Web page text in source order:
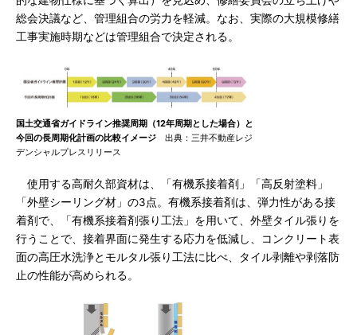
総会決議など、管理組合の労力を軽減。なお、実際の大規模修繕
工事実施時期などは管理組合で決定される。
国土交通省ガイドライン推奨周期（12年周期とした場合）と
今回の長周期化計画の比較イメージ 出典：三井不動産レジ
デンシャルプレスリリース
使用する高耐久部資材は、「有機系接着剤」「高反射塗料」
「外壁シーリング材」の3点。有機系接着剤は、弾力性がある接
着剤で、「有機系接着剤張り工法」を用いて、外壁タイル張りを
行うことで、接着界面に発生する応力を低減し、コンクリート表
面の高圧水洗浄とモルタル張り工法に比べ、タイル剥離や剥落防
止の性能が高められる。